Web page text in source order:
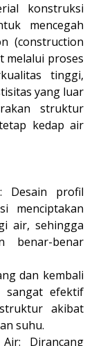
konstruksi
mencegah
(construction
melalui proses
tinggi,
yang luar
struktur
kedap air
Desain profil
menciptakan
air, sehingga
benar-benar
dan kembali
sangat efektif
akibat
suhu.
Dirancang